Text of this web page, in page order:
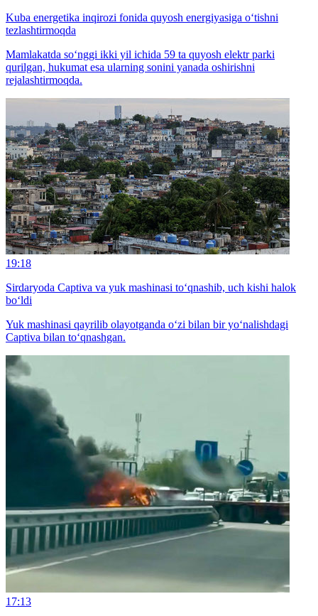
Kuba energetika inqirozi fonida quyosh energiyasiga o‘tishni
tezlashtirmoqda
Mamlakatda so‘nggi ikki yil ichida 59 ta quyosh elektr parki
qurilgan, hukumat esa ularning sonini yanada oshirishni
rejalashtirmoqda.
19:18
Sirdaryoda Captiva va yuk mashinasi to‘qnashib, uch kishi halok
bo‘ldi
Yuk mashinasi qayrilib olayotganda o‘zi bilan bir yo‘nalishdagi
Captiva bilan to‘qnashgan.
17:13